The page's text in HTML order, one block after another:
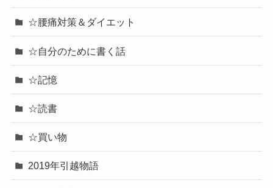
☆腰痛対策＆ダイエット
☆自分のために書く話
☆記憶
☆読書
☆買い物
2019年引越物語